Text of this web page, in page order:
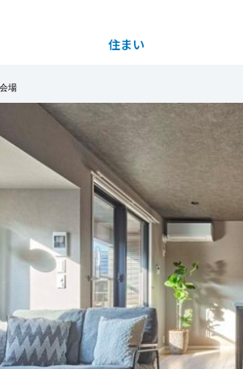
住まい
分譲住宅（建売・土地）検索
中古住宅検索
スムストック検索
分譲マンション検索
[MISAWA RELAY]
人のお客さま
企業不動産活用（CRE）戦略
社宅建築
医療・介護・子育て・障がい福祉施設
業用
事業用リノベーション
ホテル・旅館リフォーム
ォーム営業所
業用売買
事業用地・事業用建物
分譲用地
相談窓口
用情報
中途採用
障がい者採用
ルネス事業
場
都道府県を選択
完全予約制）
たりとしたアプローチに緑を配置し
デルルームで、ミサワホームの立体
現しました。高窓からの光を取り込
しています。
ない場合もございます。詳しくはお
と見る
4月2日（木）～2026年9月30日（水